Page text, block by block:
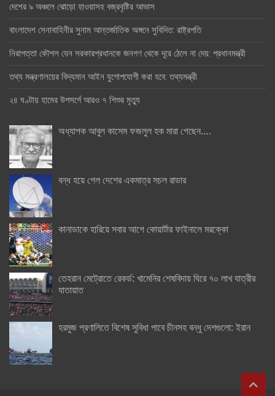
দেশের ৯ অঞ্চলে ঝোড়ো হাওয়াসহ বজ্রবৃষ্টির আভাস
বাংলাদেশ সেনাবাহিনীর সুনাম আন্তর্জাতিক অঙ্গনে সুবিদিত: রাষ্ট্রপতি
নিরাপত্তা কৌশল যেন সরকারপ্রধানকে জনগণ থেকে দূরে ঠেলে না দেয়: প্রধানমন্ত্রী
তথ্য মন্ত্রণালয়ের বিদ্যমান আইন যুগোপযোগী করা হবে: তথ্যমন্ত্রী
২৪ ঘণ্টায় হামের উপসর্গে আরও ৭ শিশুর মৃত্যু
অধ্যাপক আবুল কাসেম ফজলুল হক মারা গেছেন….
বন্ধ হয়ে গেল দেশের একমাত্র সচল রাডার
কানাডাকে হারিয়ে সবার আগে কোয়ার্টার ফাইনালে মরক্কো
তেহরান মেট্রোতে রেকর্ড: খামেনির শেষবিদায় ঘিরে ৭০ লাখ যাত্রীর
যাতায়াত
হরমুজ প্রণালিতে বিশেষ সুবিধা পাবে চীনসহ বন্ধু দেশগুলো: ইরান